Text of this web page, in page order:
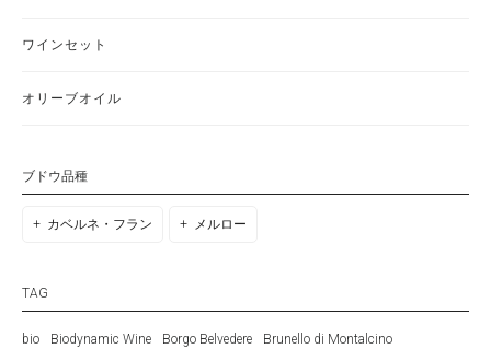
ワインセット
オリーブオイル
ブドウ品種
カベルネ・フラン メルロー
TAG
bio Biodynamic Wine Borgo Belvedere
Brunello di Montalcino